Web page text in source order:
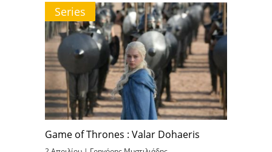
Series
Game of Thrones : Valar Dohaeris